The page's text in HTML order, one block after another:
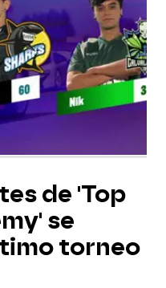
de 'Top
se
torneo